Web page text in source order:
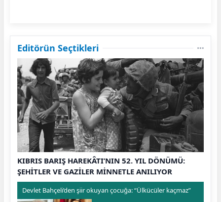
Editörün Seçtikleri
KIBRIS BARIŞ HAREKÂTI’NIN 52. YIL DÖNÜMÜ:
ŞEHİTLER VE GAZİLER MİNNETLE ANILIYOR
Devlet Bahçeli’den şiir okuyan çocuğa: “Ülkücüler kaçmaz”